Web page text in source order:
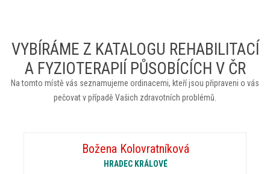
VYBÍRÁME Z KATALOGU REHABILITACÍ
A FYZIOTERAPIÍ PŮSOBÍCÍCH V ČR
Na tomto místě vás seznamujeme ordinacemi, kteří jsou připraveni o vás
pečovat v případě Vašich zdravotních problémů.
Božena Kolovratníková
HRADEC KRÁLOVÉ